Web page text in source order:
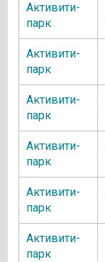
Активити-
парк
Активити-
парк
Активити-
парк
Активити-
парк
Активити-
парк
Активити-
парк